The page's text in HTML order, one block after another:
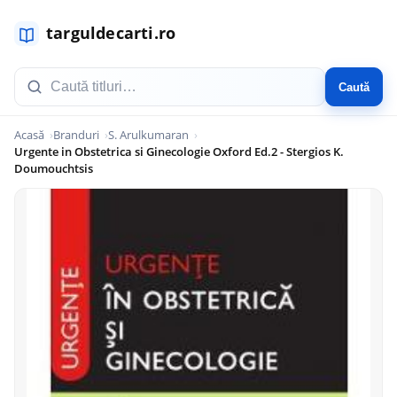
Caută
Acasă Branduri S. Arulkumaran
Urgente in Obstetrica si Ginecologie Oxford Ed.2 - Stergios K.
Doumouchtsis